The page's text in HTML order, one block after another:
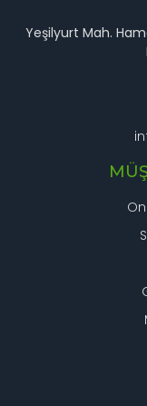
Bu ürüne
Yeşilyurt Mah.